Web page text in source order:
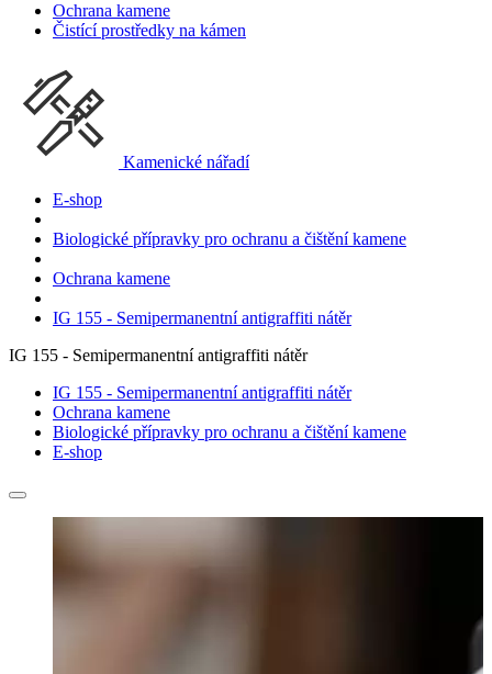
Ochrana kamene
Čistící prostředky na kámen
Kamenické nářadí
E-shop
Biologické přípravky pro ochranu a čištění kamene
Ochrana kamene
IG 155 - Semipermanentní antigraffiti nátěr
IG 155 - Semipermanentní antigraffiti nátěr
IG 155 - Semipermanentní antigraffiti nátěr
Ochrana kamene
Biologické přípravky pro ochranu a čištění kamene
E-shop